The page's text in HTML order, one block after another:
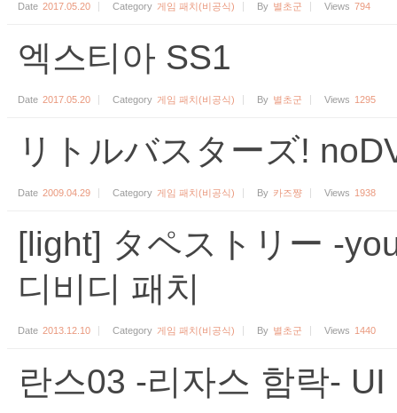
Date 2017.05.20 Category 게임 패치(비공식) By 별초군 Views 794
엑스티아 SS1
Date 2017.05.20 Category 게임 패치(비공식) By 별초군 Views 1295
リトルバスターズ!
Date 2009.04.29 Category 게임 패치(비공식) By 카즈쨩 Views 1938
[light] タペストリー -
디비디 패치
Date 2013.12.10 Category 게임 패치(비공식) By 별초군 Views 1440
란스03 -리자스 함락-